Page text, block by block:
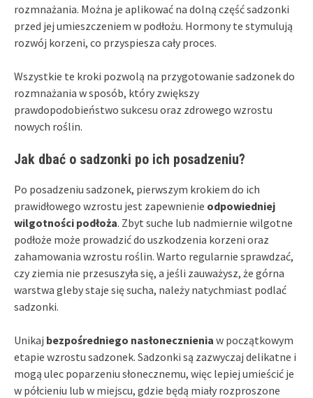
rozmnażania. Można je aplikować na dolną część sadzonki
przed jej umieszczeniem w podłożu. Hormony te stymulują
rozwój korzeni, co przyspiesza cały proces.
Wszystkie te kroki pozwolą na przygotowanie sadzonek do
rozmnażania w sposób, który zwiększy
prawdopodobieństwo sukcesu oraz zdrowego wzrostu
nowych roślin.
Jak dbać o sadzonki po ich posadzeniu?
Po posadzeniu sadzonek, pierwszym krokiem do ich
prawidłowego wzrostu jest zapewnienie odpowiedniej
wilgotności podłoża. Zbyt suche lub nadmiernie wilgotne
podłoże może prowadzić do uszkodzenia korzeni oraz
zahamowania wzrostu roślin. Warto regularnie sprawdzać,
czy ziemia nie przesuszyła się, a jeśli zauważysz, że górna
warstwa gleby staje się sucha, należy natychmiast podlać
sadzonki.
Unikaj bezpośredniego nasłonecznienia w początkowym
etapie wzrostu sadzonek. Sadzonki są zazwyczaj delikatne i
mogą ulec poparzeniu słonecznemu, więc lepiej umieścić je
w półcieniu lub w miejscu, gdzie będą miały rozproszone